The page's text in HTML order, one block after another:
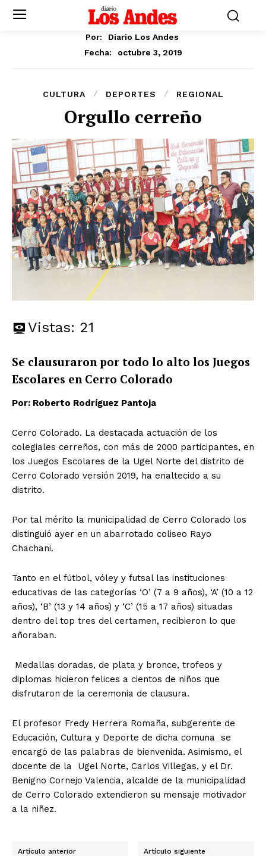
Por:
Diario Los Andes
Fecha:
octubre 3, 2019
CULTURA DEPORTES REGIONAL
Orgullo cerreño
Vistas: 21
Se clausuraron por todo lo alto los Juegos
Escolares en Cerro Colorado
Por: Roberto Rodríguez Pantoja
Cerro Colorado. La destacada actuación de los
colegiales cerreños, con más de 2000 participantes, en
los Juegos Escolares de la Ugel Norte del distrito de
Cerro Colorado versión 2019, ha enaltecido a su
distrito.
Por tal mérito la municipalidad de Cerro Colorado los
distinguió ayer en un abarrotado coliseo Rayo
Chachani.
Tanto en el fútbol, vóley y futsal las instituciones
educativas de las categorías ‘O’ (7 a 9 años), ‘A’ (10 a 12
años), ‘B’ (13 y 14 años) y ‘C’ (15 a 17 años) situadas
dentro del top tres del certamen, recibieron lo que
añoraban.
Medallas doradas, de plata y bronce, trofeos y
diplomas hicieron felices a cientos de niños que
disfrutaron de la ceremonia de clausura.
El profesor Fredy Herrera Romaña, subgerente de
Educación, Cultura y Deporte de dicha comuna se
encargó de las palabras de bienvenida. Asimismo, el
docente de la Ugel Norte, Carlos Villegas, y el Dr.
Benigno Cornejo Valencia, alcalde de la municipalidad
de Cerro Colorado extendieron su mensaje motivador
a la niñez.
Artículo anterior Artículo siguiente